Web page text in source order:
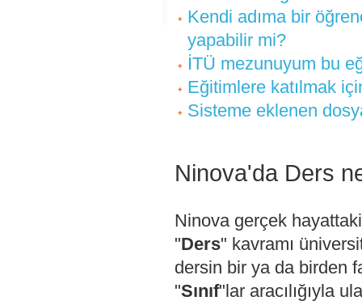
Kendi adıma bir
yapabilir mi?
İTÜ mezunuyum bu
Eğitimlere katılmak
Sisteme eklenen
Ninova'da Ders
Ninova gerçek
"Ders" kavramı
dersin bir ya da birden
"Sınıf"lar aracılığıyla